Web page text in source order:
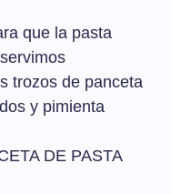
que la pasta
trozos de panceta
y pimienta
DE PASTA